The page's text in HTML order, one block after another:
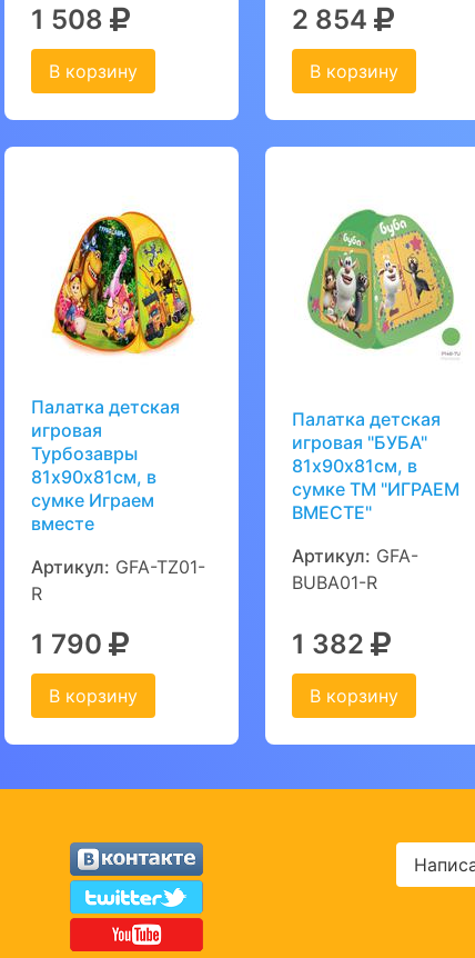
1 508
В корзину
2 854
В корзину
Палатка детская
игровая
Турбозавры
81х90х81см, в
сумке Играем
вместе
Артикул: GFA-TZ01-
R
1 790
В корзину
Палатка детская
игровая "БУБА"
81х90х81см, в
сумке ТМ "ИГРАЕМ
ВМЕСТЕ"
Артикул: GFA-
BUBA01-R
1 382
В корзину